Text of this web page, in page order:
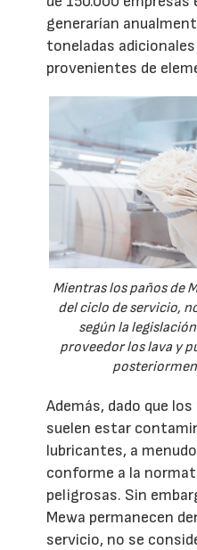
generarían
toneladas
provenientes de
Mientras los paños de
del ciclo de servicio,
según la
proveedor los lava y
Además, dado que
suelen estar
lubricantes, a
conforme a la
peligrosas. Sin
Mewa permanecen
servicio, no se